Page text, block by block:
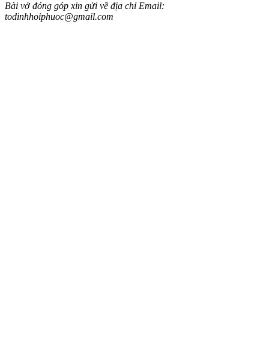
Bài vở đóng góp xin gửi về địa chỉ Email:
todinhhoiphuoc@gmail.com